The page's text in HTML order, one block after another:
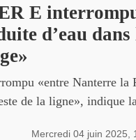
E
d’eau
«entre Nanterre la
de la ligne», indique
Mercredi 04 juin 2025,